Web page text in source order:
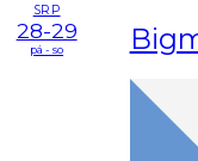
SRP
28-29
pá - so